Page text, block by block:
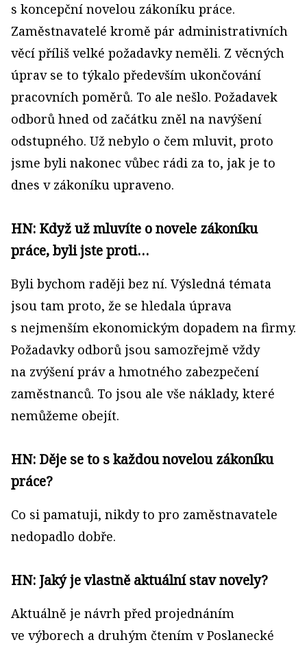
s koncepční novelou zákoníku práce.
Zaměstnavatelé kromě pár administrativních
věcí příliš velké požadavky neměli. Z věcných
úprav se to týkalo především ukončování
pracovních poměrů. To ale nešlo. Požadavek
odborů hned od začátku zněl na navýšení
odstupného. Už nebylo o čem mluvit, proto
jsme byli nakonec vůbec rádi za to, jak je to
dnes v zákoníku upraveno.
HN: Když už mluvíte o novele zákoníku
práce, byli jste proti…
Byli bychom raději bez ní. Výsledná témata
jsou tam proto, že se hledala úprava
s nejmenším ekonomickým dopadem na firmy.
Požadavky odborů jsou samozřejmě vždy
na zvýšení práv a hmotného zabezpečení
zaměstnanců. To jsou ale vše náklady, které
nemůžeme obejít.
HN: Děje se to s každou novelou zákoníku
práce?
Co si pamatuji, nikdy to pro zaměstnavatele
nedopadlo dobře.
HN: Jaký je vlastně aktuální stav novely?
Aktuálně je návrh před projednáním
ve výborech a druhým čtením v Poslanecké